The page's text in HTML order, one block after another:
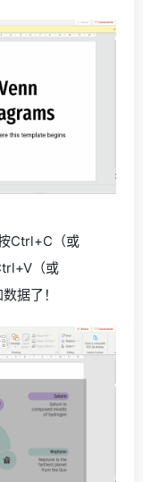
Ctrl+C（或
（或
据了！